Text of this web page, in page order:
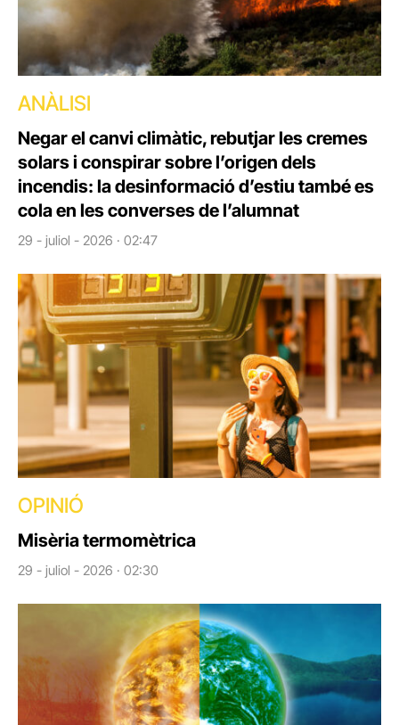
ANÀLISI
Negar el canvi climàtic, rebutjar les cremes
solars i conspirar sobre l’origen dels
incendis: la desinformació d’estiu també es
cola en les converses de l’alumnat
29 - juliol - 2026 · 02:47
OPINIÓ
Misèria termomètrica
29 - juliol - 2026 · 02:30